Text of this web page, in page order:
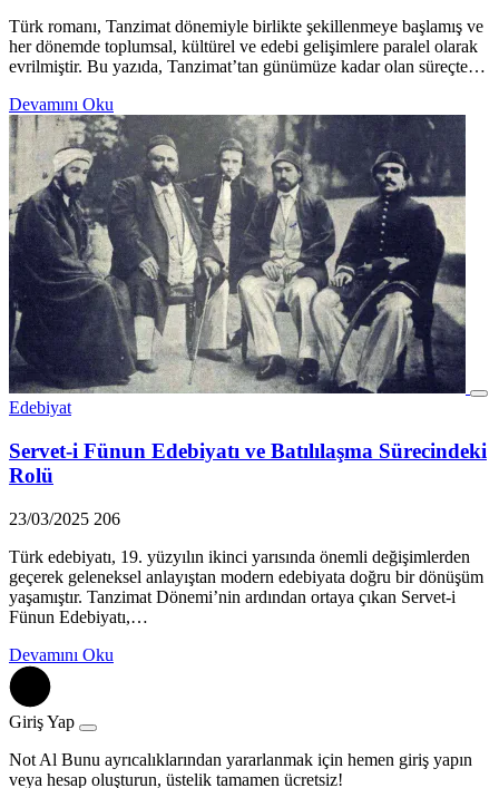
Türk romanı, Tanzimat dönemiyle birlikte şekillenmeye başlamış ve
her dönemde toplumsal, kültürel ve edebi gelişimlere paralel olarak
evrilmiştir. Bu yazıda, Tanzimat’tan günümüze kadar olan süreçte…
Devamını Oku
Edebiyat
Servet-i Fünun Edebiyatı ve Batılılaşma Sürecindeki
Rolü
23/03/2025 206
Türk edebiyatı, 19. yüzyılın ikinci yarısında önemli değişimlerden
geçerek geleneksel anlayıştan modern edebiyata doğru bir dönüşüm
yaşamıştır. Tanzimat Dönemi’nin ardından ortaya çıkan Servet-i
Fünun Edebiyatı,…
Devamını Oku
Giriş Yap
Not Al Bunu ayrıcalıklarından yararlanmak için hemen giriş yapın
veya hesap oluşturun, üstelik tamamen ücretsiz!